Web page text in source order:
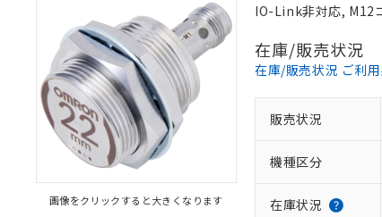
画像をクリックすると大きくなります
IO-Link非対応, M12
在庫/販売状況
在庫/販売状況 ご利
販売状況
機種区分
在庫状況